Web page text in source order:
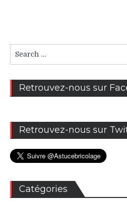
for:
Retrouvez-nous sur
Retrouvez-nous sur
Catégories